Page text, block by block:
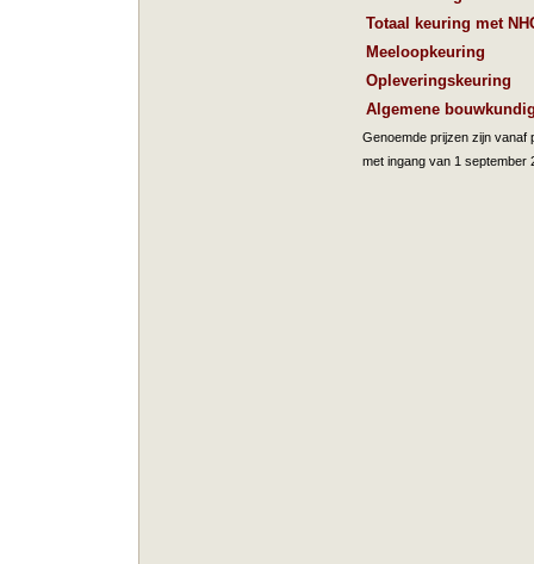
Totaal keuring met
Meeloopkeuring
Opleveringskeuring
Algemene
Genoemde prijzen zijn vanaf
met ingang van 1 september